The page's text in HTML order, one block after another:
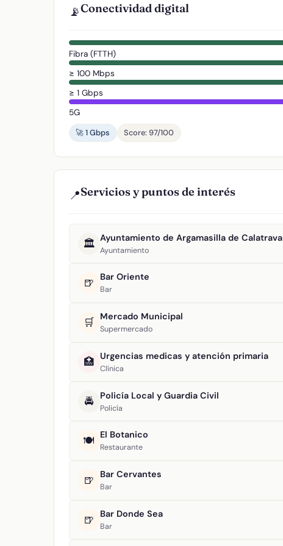
📡Conectividad digital
Fibra (FTTH)
≥ 100 Mbps
≥ 1 Gbps
5G
🚀 1 Gbps
Score: 97/100
📍Servicios y puntos de interés
🏛️ Ayuntamiento de Argamasilla de Calatrava
Ayuntamiento
🍺 Bar Oriente
Bar
🛒 Mercado Municipal
Supermercado
🏥 Urgencias medicas y atención primaria
Clínica
🚔 Policía Local y Guardia Civil
Policía
🍽️ El Botanico
Restaurante
🍺 Bar Cervantes
Bar
🍺 Bar Donde Sea
Bar